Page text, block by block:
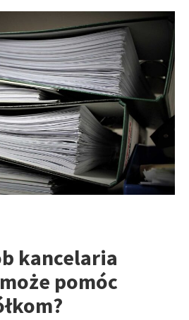
kancelaria
pomóc